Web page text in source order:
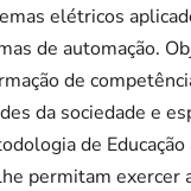
elétricos
de automação.
de
da sociedade e
de
permitam exercer